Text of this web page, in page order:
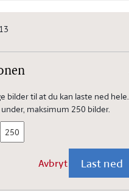
bilder til at du kan laste ned hele.
maksimum 250 bilder.
Avbryt Last ned